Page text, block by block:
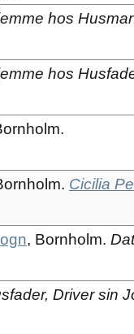
hos
hos
Cicilia
, Bornholm.
Driver sin